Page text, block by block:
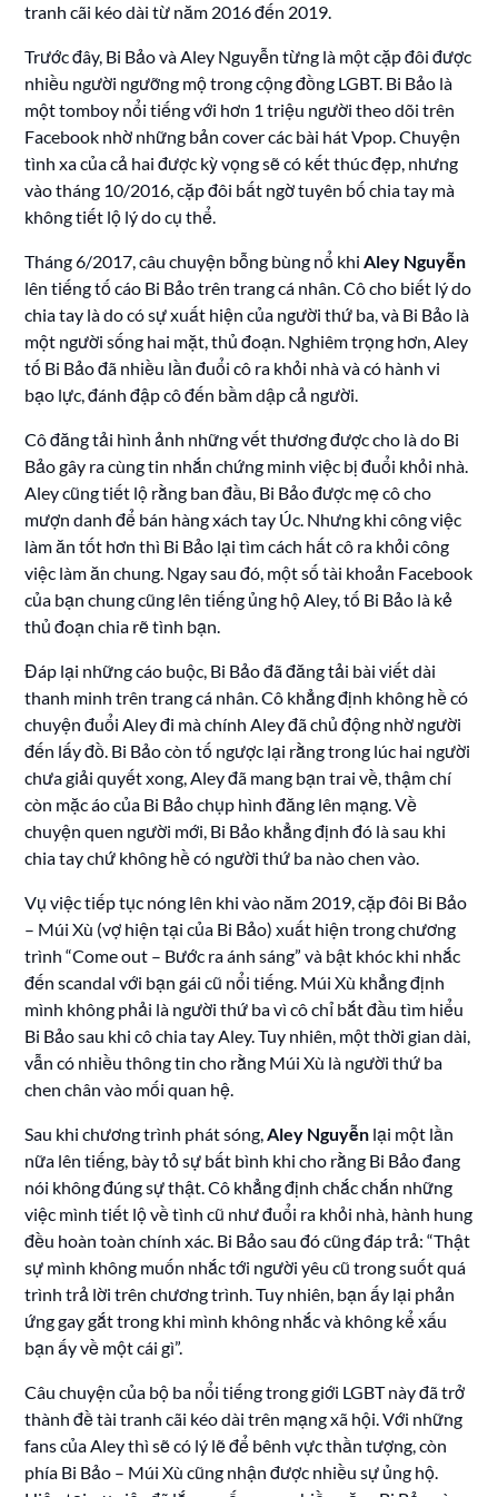
tranh cãi kéo dài từ năm 2016 đến 2019.
Trước đây, Bi Bảo và Aley Nguyễn từng là một cặp đôi được
nhiều người ngưỡng mộ trong cộng đồng LGBT. Bi Bảo là
một tomboy nổi tiếng với hơn 1 triệu người theo dõi trên
Facebook nhờ những bản cover các bài hát Vpop. Chuyện
tình xa của cả hai được kỳ vọng sẽ có kết thúc đẹp, nhưng
vào tháng 10/2016, cặp đôi bất ngờ tuyên bố chia tay mà
không tiết lộ lý do cụ thể.
Tháng 6/2017, câu chuyện bỗng bùng nổ khiAley Nguyễn
lên tiếng tố cáo Bi Bảo trên trang cá nhân. Cô cho biết lý do
chia tay là do có sự xuất hiện của người thứ ba, và Bi Bảo là
một người sống hai mặt, thủ đoạn. Nghiêm trọng hơn, Aley
tố Bi Bảo đã nhiều lần đuổi cô ra khỏi nhà và có hành vi
bạo lực, đánh đập cô đến bầm dập cả người.
Cô đăng tải hình ảnh những vết thương được cho là do Bi
Bảo gây ra cùng tin nhắn chứng minh việc bị đuổi khỏi nhà.
Aley cũng tiết lộ rằng ban đầu, Bi Bảo được mẹ cô cho
mượn danh để bán hàng xách tay Úc. Nhưng khi công việc
làm ăn tốt hơn thì Bi Bảo lại tìm cách hất cô ra khỏi công
việc làm ăn chung. Ngay sau đó, một số tài khoản Facebook
của bạn chung cũng lên tiếng ủng hộ Aley, tố Bi Bảo là kẻ
thủ đoạn chia rẽ tình bạn.
Đáp lại những cáo buộc, Bi Bảo đã đăng tải bài viết dài
thanh minh trên trang cá nhân. Cô khẳng định không hề có
chuyện đuổi Aley đi mà chính Aley đã chủ động nhờ người
đến lấy đồ. Bi Bảo còn tố ngược lại rằng trong lúc hai người
chưa giải quyết xong, Aley đã mang bạn trai về, thậm chí
còn mặc áo của Bi Bảo chụp hình đăng lên mạng. Về
chuyện quen người mới, Bi Bảo khẳng định đó là sau khi
chia tay chứ không hề có người thứ ba nào chen vào.
Vụ việc tiếp tục nóng lên khi vào năm 2019, cặp đôi Bi Bảo
– Múi Xù (vợ hiện tại của Bi Bảo) xuất hiện trong chương
trình “Come out – Bước ra ánh sáng” và bật khóc khi nhắc
đến scandal với bạn gái cũ nổi tiếng. Múi Xù khẳng định
mình không phải là người thứ ba vì cô chỉ bắt đầu tìm hiểu
Bi Bảo sau khi cô chia tay Aley. Tuy nhiên, một thời gian dài,
vẫn có nhiều thông tin cho rằng Múi Xù là người thứ ba
chen chân vào mối quan hệ.
Sau khi chương trình phát sóng,Aley Nguyễn lại một lần
nữa lên tiếng, bày tỏ sự bất bình khi cho rằng Bi Bảo đang
nói không đúng sự thật. Cô khẳng định chắc chắn những
việc mình tiết lộ về tình cũ như đuổi ra khỏi nhà, hành hung
đều hoàn toàn chính xác. Bi Bảo sau đó cũng đáp trả: “Thật
sự mình không muốn nhắc tới người yêu cũ trong suốt quá
trình trả lời trên chương trình. Tuy nhiên, bạn ấy lại phản
ứng gay gắt trong khi mình không nhắc và không kể xấu
bạn ấy về một cái gì”.
Câu chuyện của bộ ba nổi tiếng trong giới LGBT này đã trở
thành đề tài tranh cãi kéo dài trên mạng xã hội. Với những
fans của Aley thì sẽ có lý lẽ để bênh vực thần tượng, còn
phía Bi Bảo – Múi Xù cũng nhận được nhiều sự ủng hộ.